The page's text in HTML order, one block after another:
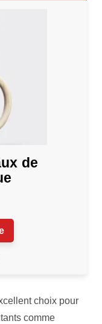
de
choix pour
comme